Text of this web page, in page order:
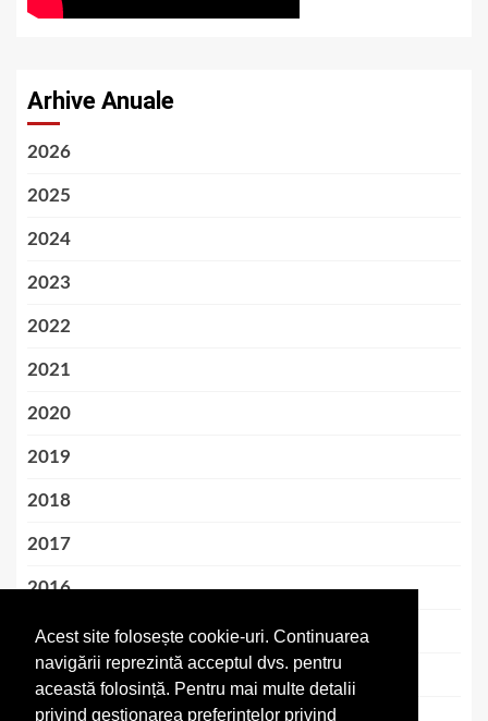
Acest site folosește cookie-uri. Continuarea
navigării reprezintă acceptul dvs. pentru
această folosință. Pentru mai multe detalii
privind gestionarea preferințelor privind
Arhive Anuale
2026
2025
2024
2023
2022
2021
2020
2019
2018
2017
2016
2015
2014